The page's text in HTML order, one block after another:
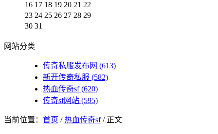
16 17 18 19 20 21 22
23 24 25 26 27 28 29
30 31
网站分类
传奇私服发布网 (613)
新开传奇私服 (582)
热血传奇sf(620)
传奇sf网站 (595)
当前位置： 首页 /热血传奇sf/ 正文